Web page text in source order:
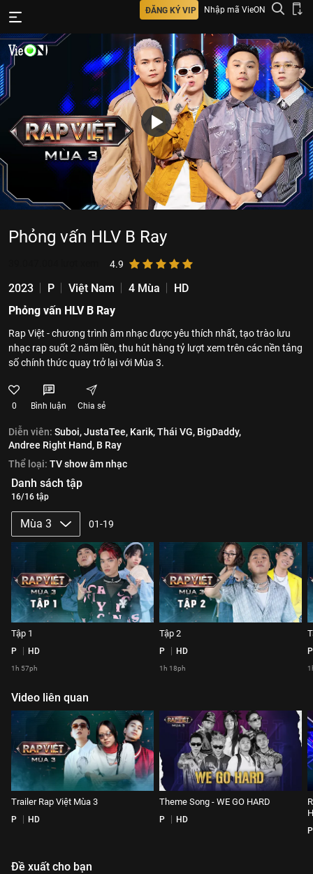
ĐĂNG KÝ VIP Nhập mã VieON
Phỏng vấn HLV B Ray
4.9
2023 P Việt Nam 4 Mùa
HD
Phỏng vấn HLV B Ray
Rap Việt - chương trình âm nhạc được yêu thích nhất, tạo trào lưu
nhạc rap suốt 2 năm liền, thu hút hàng tỷ lượt xem trên các nền tảng
số chính thức quay trở lại với Mùa 3.
0 Bình luận Chia sẻ
Diễn viên: Suboi,JustaTee, Karik,Thái VG, BigDaddy,
Andree Right Hand, B Ray
Thể loại: TV show âm nhạc
Danh sách tập
16/16 tập
Mùa 3 01-19
Tập 1
P HD
1h 57ph
Tập 2
P HD
1h 18ph
P
Video liên quan
Trailer Rap Việt Mùa 3
P HD
Theme Song - WE GO HARD
P HD
P
Đề xuất cho bạn